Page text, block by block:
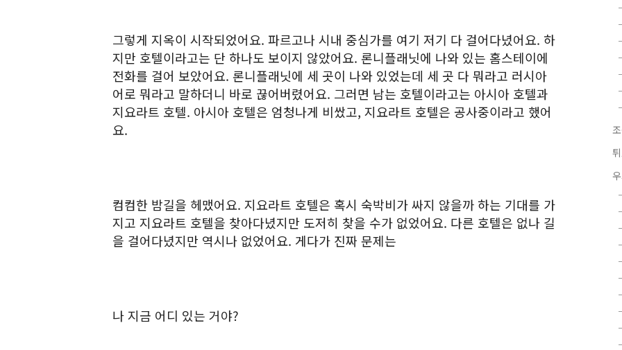
그렇게 지옥이 시작되었어요. 파르고나 시내 중심가를 여기 저기 다 걸어다녔어요. 하
지만 호텔이라고는 단 하나도 보이지 않았어요. 론니플래닛에 나와 있는 홈스테이에
전화를 걸어 보았어요. 론니플래닛에 세 곳이 나와 있었는데 세 곳 다 뭐라고 러시아
어로 뭐라고 말하더니 바로 끊어버렸어요. 그러면 남는 호텔이라고는 아시아 호텔과
지요라트 호텔. 아시아 호텔은 엄청나게 비쌌고, 지요라트 호텔은 공사중이라고 했어
요.
컴컴한 밤길을 헤맸어요. 지요라트 호텔은 혹시 숙박비가 싸지 않을까 하는 기대를 가
지고 지요라트 호텔을 찾아다녔지만 도저히 찾을 수가 없었어요. 다른 호텔은 없나 길
을 걸어다녔지만 역시나 없었어요. 게다가 진짜 문제는
나 지금 어디 있는 거야?